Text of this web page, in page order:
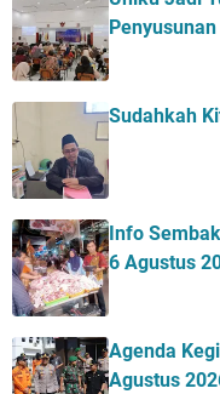
Sudahkah
Info
6 Agustus
Agenda
Agustus